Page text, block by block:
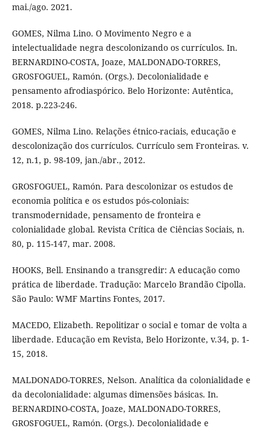
mai./ago. 2021.
GOMES, Nilma Lino. O Movimento Negro e a
intelectualidade negra descolonizando os currículos. In.
BERNARDINO-COSTA, Joaze, MALDONADO-TORRES,
GROSFOGUEL, Ramón. (Orgs.). Decolonialidade e
pensamento afrodiaspórico. Belo Horizonte: Autêntica,
2018. p.223-246.
GOMES, Nilma Lino. Relações étnico-raciais, educação e
descolonização dos currículos. Currículo sem Fronteiras. v.
12, n.1, p. 98-109, jan./abr., 2012.
GROSFOGUEL, Ramón. Para descolonizar os estudos de
economia política e os estudos pós-coloniais:
transmodernidade, pensamento de fronteira e
colonialidade global. Revista Crítica de Ciências Sociais, n.
80, p. 115-147, mar. 2008.
HOOKS, Bell. Ensinando a transgredir: A educação como
prática de liberdade. Tradução: Marcelo Brandão Cipolla.
São Paulo: WMF Martins Fontes, 2017.
MACEDO, Elizabeth. Repolitizar o social e tomar de volta a
liberdade. Educação em Revista, Belo Horizonte, v.34, p. 1-
15, 2018.
MALDONADO-TORRES, Nelson. Analítica da colonialidade e
da decolonialidade: algumas dimensões básicas. In.
BERNARDINO-COSTA, Joaze, MALDONADO-TORRES,
GROSFOGUEL, Ramón. (Orgs.). Decolonialidade e